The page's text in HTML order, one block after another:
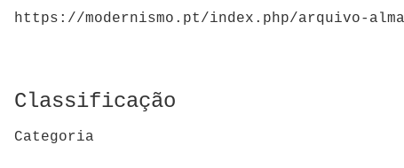
https://modernismo.pt/index.php/arquivo-
Classificação
Categoria